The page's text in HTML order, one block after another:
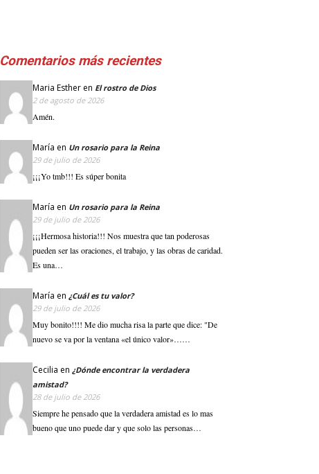
Comentarios más recientes
Maria Esther en El rostro de Dios
2 de agosto de 2026
Amén.
María en Un rosario para la Reina
29 de julio de 2026
¡¡¡Yo tmb!!! Es súper bonita
María en Un rosario para la Reina
29 de julio de 2026
¡¡¡Hermosa historia!!! Nos muestra que tan poderosas
pueden ser las oraciones, el trabajo, y las obras de caridad.
Es una…
María en ¿Cuál es tu valor?
29 de julio de 2026
Muy bonito!!!! Me dio mucha risa la parte que dice: "De
nuevo se va por la ventana «el único valor»……
Cecilia en ¿Dónde encontrar la verdadera
amistad?
28 de julio de 2026
Siempre he pensado que la verdadera amistad es lo mas
bueno que uno puede dar y que solo las personas…